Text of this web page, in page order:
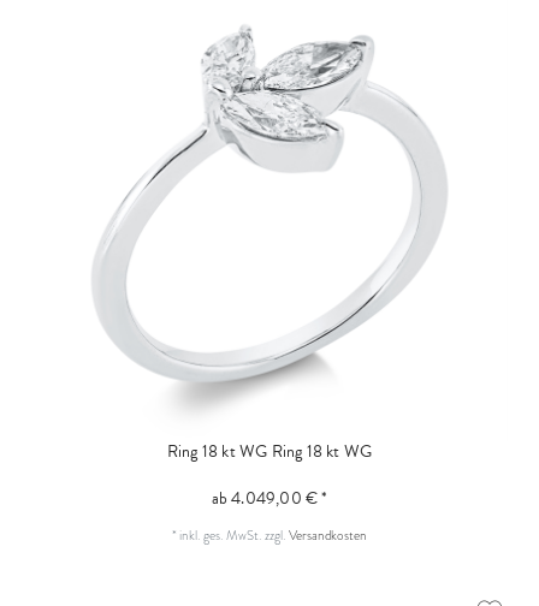
Ring 18 kt WG Ring 18 kt WG
ab 4.049,00 € *
* inkl. ges. MwSt.zzgl.Versandkosten